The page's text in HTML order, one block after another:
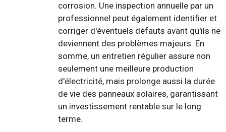
corrosion. Une inspection annuelle par un
professionnel peut également identifier et
corriger d'éventuels défauts avant qu'ils ne
deviennent des problèmes majeurs. En
somme, un entretien régulier assure non
seulement une meilleure production
d'électricité, mais prolonge aussi la durée
de vie des panneaux solaires, garantissant
un investissement rentable sur le long
terme.